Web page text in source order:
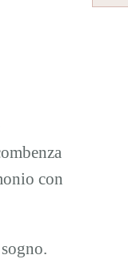
con